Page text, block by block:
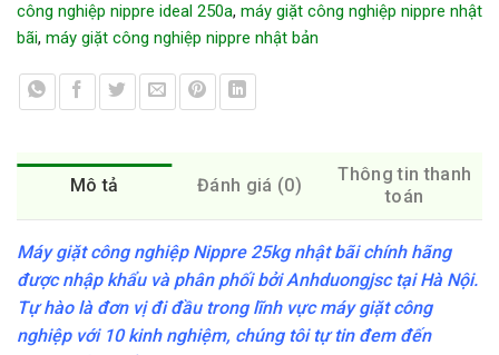
công nghiệp nippre ideal 250a, máy giặt công nghiệp nippre nhật
bãi, máy giặt công nghiệp nippre nhật bản
Mô tả Đánh giá (0)
Thông tin thanh
toán
Máy giặt công nghiệp Nippre 25kg nhật bãi chính hãng
được nhập khẩu và phân phối bởi Anhduongjsc tại Hà Nội.
Tự hào là đơn vị đi đầu trong lĩnh vực máy giặt công
nghiệp với 10 kinh nghiệm, chúng tôi tự tin đem đến